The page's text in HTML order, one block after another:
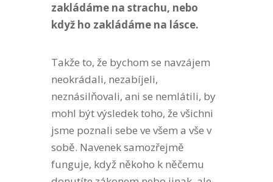
zakládáme na strachu, nebo
když ho zakládáme na lásce.
Takže to, že bychom se navzájem
neokrádali, nezabíjeli,
neznásilňovali, ani se nemlátili, by
mohl být výsledek toho, že všichni
jsme poznali sebe ve všem a vše v
sobě. Navenek samozřejmě
funguje, když někoho k něčemu